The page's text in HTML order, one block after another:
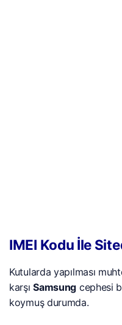
IMEI Kodu İle
Kutularda yapılması
karşıSamsung cephesi
koymuş durumda.